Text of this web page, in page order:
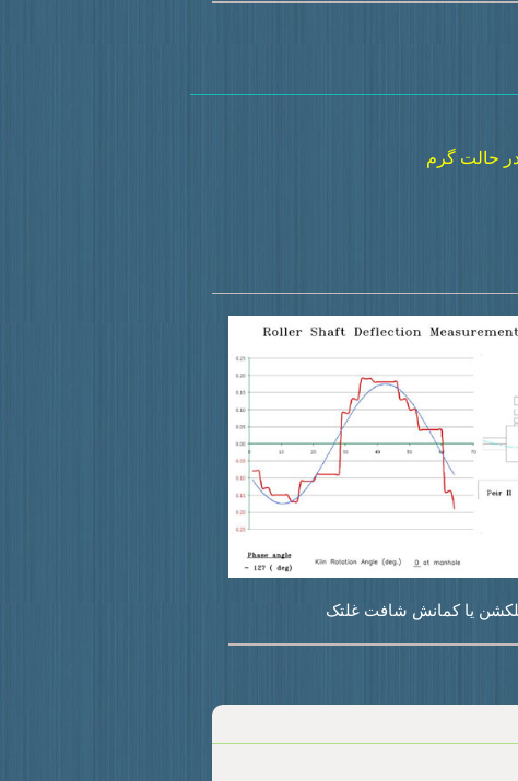
حالت گرم
یا کمانش شافت غلتک